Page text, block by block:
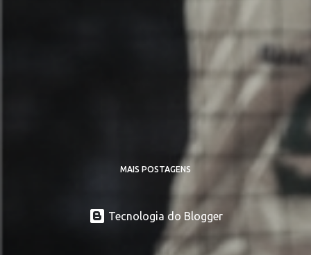
MAIS POSTAGENS
Tecnologia do Blogger